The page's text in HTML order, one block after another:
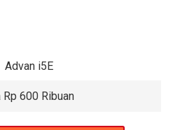
Rp 600 Ribuan